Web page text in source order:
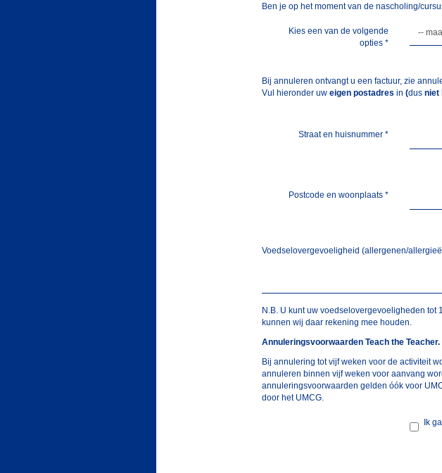
Ben je op het moment van de nascholing/
Kies een van de volgende
opties *
Bij annuleren ontvangt u een factuur, zie
Vul hieronder uw eigen postadres in (dus niet
Straat en huisnummer *
Postcode en woonplaats *
Voedselovergevoeligheid (allergenen/
N.B. U kunt uw voedselovergevoeligheden
kunnen wij daar rekening mee houden.
Annuleringsvoorwaarden Teach the Teacher.
Bij annulering tot vijf weken voor de activiteit
annuleren binnen vijf weken voor aanvang
annuleringsvoorwaarden gelden óók voor
door het UMCG.
Ik